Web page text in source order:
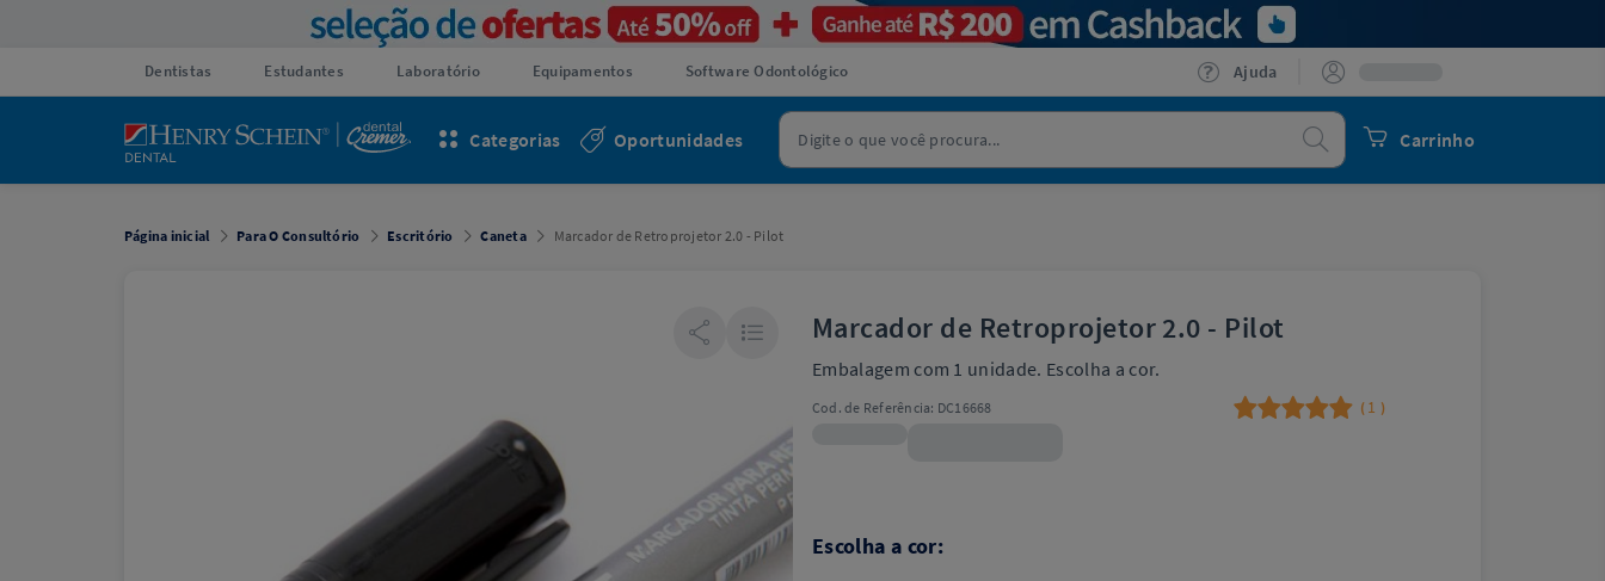
Dentistas Estudantes Laboratório Equipamentos Software Odontológico Ajuda
Carrinho
Procurar
Oportunidades
Categorias
Página inicial Para O Consultório Escritório Caneta Marcador de Retroprojetor 2.0 - Pilot
Marcador de Retroprojetor 2.0 - Pilot
Embalagem com 1 unidade. Escolha a cor.
Cod. de Referência: DC16668 ( 1 )
Escolha a cor: